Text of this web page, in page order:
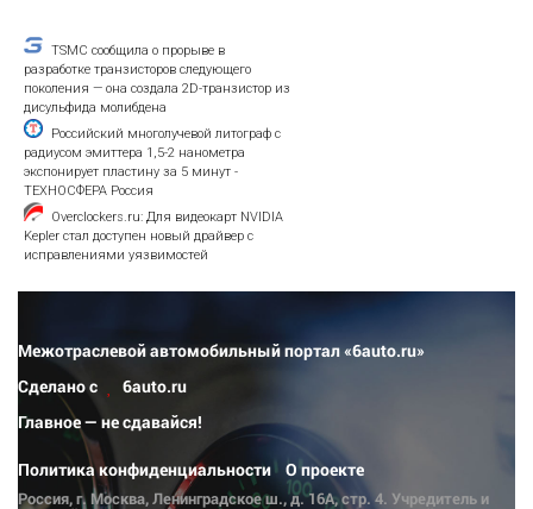
TSMC сообщила о прорыве в
разработке транзисторов следующего
поколения — она создала 2D-транзистор из
дисульфида молибдена
Российский многолучевой литограф с
радиусом эмиттера 1,5-2 нанометра
экспонирует пластину за 5 минут -
ТЕХНОСФЕРА Россия
Overclockers.ru: Для видеокарт NVIDIA
Kepler стал доступен новый драйвер с
исправлениями уязвимостей
Межотраслевой автомобильный портал «6auto.ru»
Сделано с
6auto.ru
Главное — не сдавайся!
Политика конфиденциальности О проекте
Россия, г. Москва, Ленинградское ш., д. 16А, стр. 4. Учредитель и